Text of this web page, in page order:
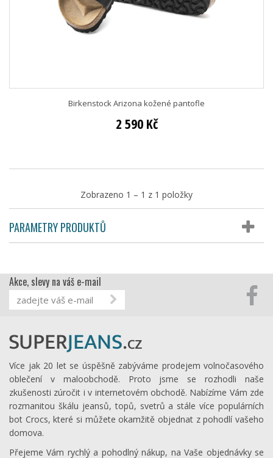
Birkenstock Arizona kožené pantofle
2 590 Kč
Zobrazeno 1 – 1 z 1 položky
PARAMETRY PRODUKTŮ
Akce, slevy na váš e-mail
Více jak 20 let se úspěšně zabýváme prodejem volnočasového
oblečení v maloobchodě. Proto jsme se rozhodli naše
zkušenosti zúročit i v internetovém obchodě. Nabízíme Vám zde
rozmanitou škálu jeansů, topů, svetrů a stále více populárních
bot Crocs, které si můžete okamžitě objednat z pohodlí vašeho
domova.
Přejeme Vám rychlý a pohodlný nákup, na Vaše objednávky se